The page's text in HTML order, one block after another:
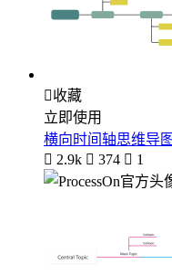
收藏
立即使用
横向时间轴思维导
 2.9k  374  1